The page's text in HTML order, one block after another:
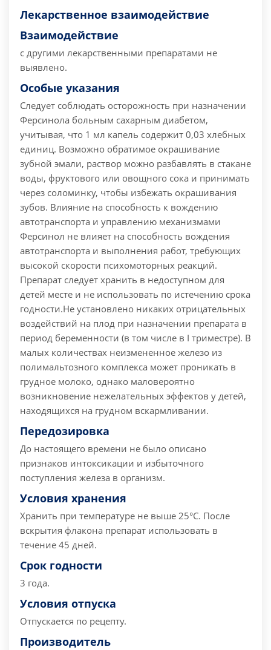
Лекарственное взаимодействие
Взаимодействие
с другими лекарственными препаратами не
выявлено.
Особые указания
Следует соблюдать осторожность при назначении
Ферсинола больным сахарным диабетом,
учитывая, что 1 мл капель содержит 0,03 хлебных
единиц. Возможно обратимое окрашивание
зубной эмали, раствор можно разбавлять в стакане
воды, фруктового или овощного сока и принимать
через соломинку, чтобы избежать окрашивания
зубов. Влияние на способность к вождению
автотранспорта и управлению механизмами
Ферсинол не влияет на способность вождения
автотранспорта и выполнения работ, требующих
высокой скорости психомоторных реакций.
Препарат следует хранить в недоступном для
детей месте и не использовать по истечению срока
годности.Не установлено никаких отрицательных
воздействий на плод при назначении препарата в
период беременности (в том числе в I триместре). В
малых количествах неизмененное железо из
полимальтозного комплекса может проникать в
грудное молоко, однако маловероятно
возникновение нежелательных эффектов у детей,
находящихся на грудном вскармливании.
Передозировка
До настоящего времени не было описано
признаков интоксикации и избыточного
поступления железа в организм.
Условия хранения
Хранить при температуре не выше 25°С. После
вскрытия флакона препарат использовать в
течение 45 дней.
Срок годности
3 года.
Условия отпуска
Отпускается по рецепту.
Производитель